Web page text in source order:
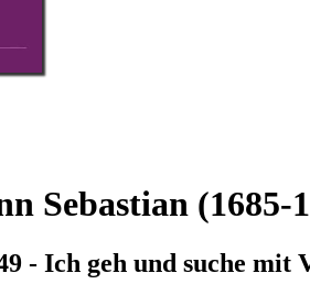
Sebastian (1685-
- Ich geh und suche mit